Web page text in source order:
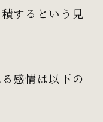
するという見
感情は以下の